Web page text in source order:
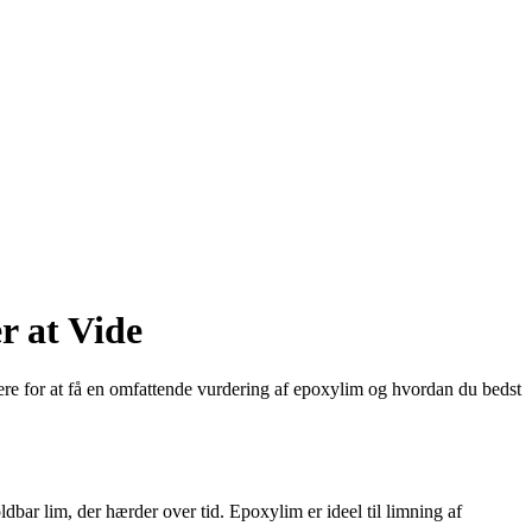
at Vide
for at få en omfattende vurdering af epoxylim og hvordan du bedst
lim, der hærder over tid. Epoxylim er ideel til limning af